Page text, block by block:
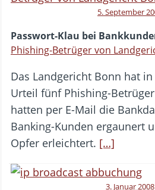
5. September
Passwort-Klau bei
Phishing-Betrüger von
Das Landgericht Bonn hat
Urteil fünf Phishing-
hatten per E-Mail die
Banking-Kunden ergaunert
Opfer erleichtert. […]
3. Januar 2008